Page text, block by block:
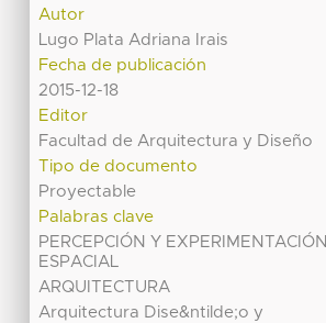
Autor
Lugo Plata Adriana Irais
Fecha de publicación
2015-12-18
Editor
Facultad de Arquitectura y Diseño
Tipo de documento
Proyectable
Palabras clave
PERCEPCIÓN Y EXPERIMENTACIÓN
ESPACIAL
ARQUITECTURA
Arquitectura Dise&ntilde;o y